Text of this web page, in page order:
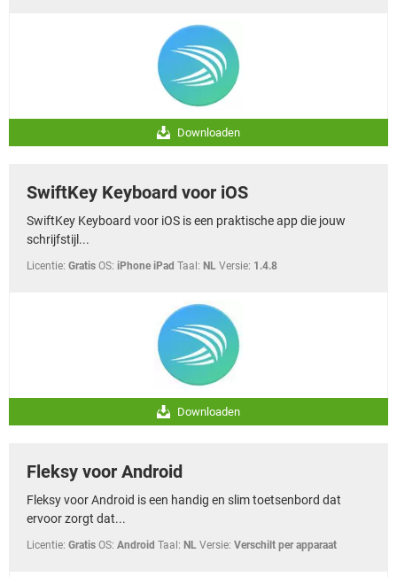
Downloaden
SwiftKey Keyboard voor iOS
SwiftKey Keyboard voor iOS is een praktische app die jouw
schrijfstijl...
Licentie: Gratis OS: iPhone iPad Taal: NL Versie: 1.4.8
Downloaden
Fleksy voor Android
Fleksy voor Android is een handig en slim toetsenbord dat
ervoor zorgt dat...
Licentie: Gratis OS: Android Taal: NL Versie: Verschilt per apparaat